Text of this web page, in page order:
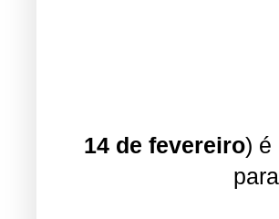
14 de fevereiro) é